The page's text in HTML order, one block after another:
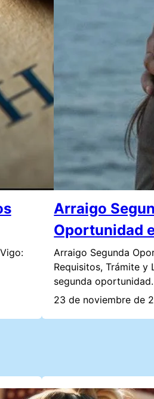
Arraigo
Oportunidad
Arraigo Segunda
Requisitos, Trámite y
segunda
23 de noviembre de